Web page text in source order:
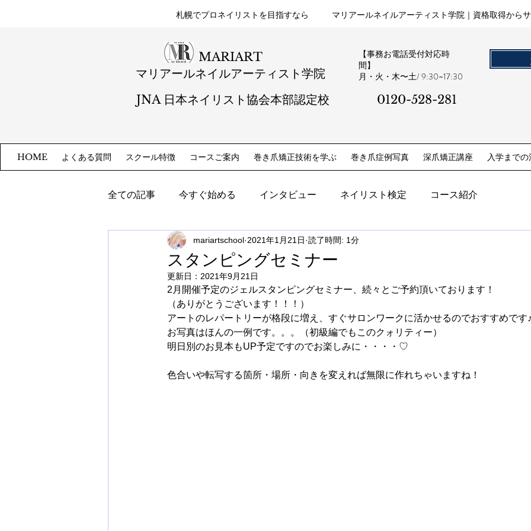
札幌​でプロネイリストを目指すなら マリアールネイルアーティスト学院｜資格取得から
MARIART
マリアールネイルアーティスト学院
JNA 日本ネイリスト協会本部認定校
【事務お電話受付対応時
間】
​月・火・木〜土/ 9:30~17:30
0120-528-281​
HOME よくある質問 スクール特徴 コースご案内 巻き爪矯正技術を学ぶ 巻き爪症例写真 深爪矯正講座 入学まで
全ての記事 今すぐ始める インタビュー ネイリスト検定 コース紹介
スタンピングセミナー
mariartschool 2021年1月21日 読了時間: 1分
更新日： 2021年9月21日
2月開催予定のジェルスタンピングセミナー、続々とご予約頂いております！
（ありがとうございます！！！）
アートのレパートリーが格段に増え、すぐサロンワークに活かせるのでおすすめです
お写真はほんの一例です。。。（初級編でもこのクォリティー）
明日別のお見本もUP予定ですのでお楽しみに・・・・♡
色合いや転写する箇所・場所・向きを変えれば無限に作れちゃいますね！